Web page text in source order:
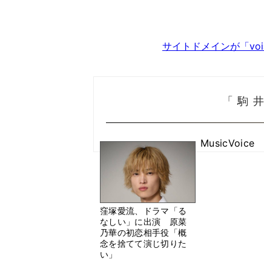
サイトドメインが「
「駒
窪塚愛流、ドラマ「る
なしい」に出演 原菜
乃華の初恋相手役「概
念を捨てて演じ切りた
い」
MusicVoice